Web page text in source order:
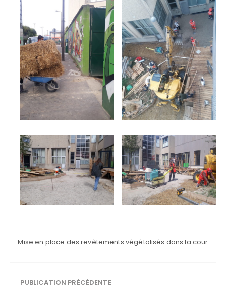
Mise en place des revêtements végétalisés dans la cour
PUBLICATION PRÉCÉDENTE